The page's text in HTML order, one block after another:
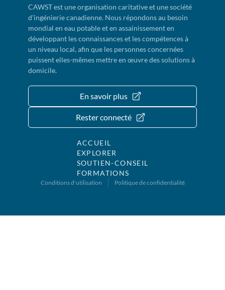
CAWST est une organisation caritative et une société
d'ingénierie canadienne. Nous répondons au besoin
mondial en eau potable et en assainissement en
développant les connaissances et les compétences à
un niveau local, afin que les personnes concernées
puissent elles-mêmes mettre en œuvre des solutions à
domicile.
En savoir plus
Rester connecté
ACCUEIL
EXPLORER
SOUTIEN-CONSEIL
FORMATIONS
Conditions d'utilisation Politique de confidentialité